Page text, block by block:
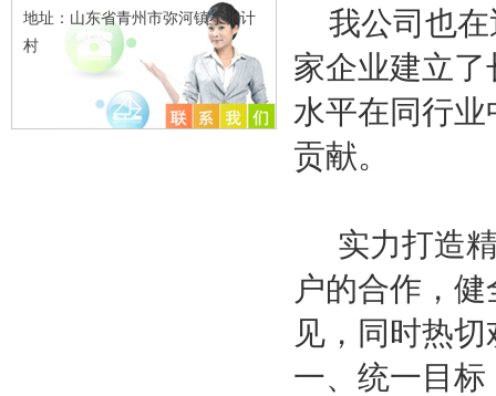
地址：山东省青州市弥河镇小张计
村
我公司也在
家企业建立
水平在同行
贡献。
实力打造精
户的合作，
见，同时热
一、统一目